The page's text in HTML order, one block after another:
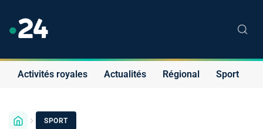
Activités royales Actualités Régional Sport
SPORT